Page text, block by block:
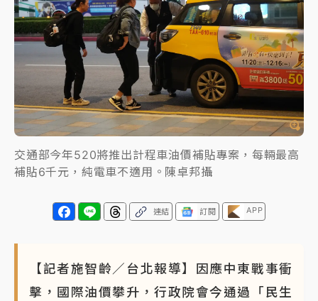
故宮《龍藏經》特展第2檔！今線上預約開賣一度塞車
周六起展出延長至晚上7時
台東農業處長涉圖利渡假村！東檢抗告成功 今重開羈
押庭
父親節泡湯了！中颱白海豚雨彈轟3天 「紅到發紫」降
雨熱區曝
交通部今年520將推出計程車油價補貼專案，每輛最高
補貼6千元，純電車不適用。陳卓邦攝
連結 訂閱 APP
【記者施智齡／台北報導】因應中東戰事衝
擊，國際油價攀升，行政院會今通過「民生